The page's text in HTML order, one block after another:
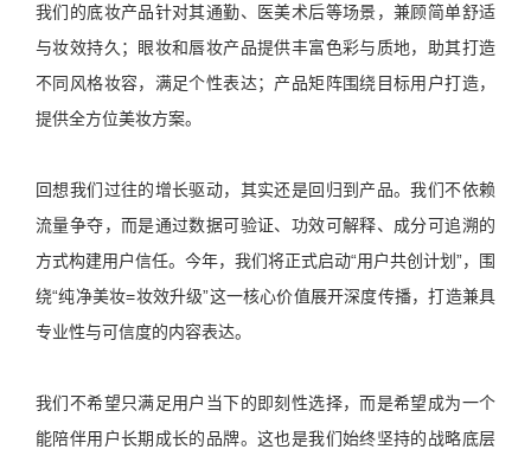
我们的底妆产品针对其通勤、医美术后等场景，兼顾简单舒适
与妆效持久；眼妆和唇妆产品提供丰富色彩与质地，助其打造
不同风格妆容，满足个性表达；产品矩阵围绕目标用户打造，
提供全方位美妆方案。
回想我们过往的增长驱动，其实还是回归到产品。我们不依赖
流量争夺，而是通过数据可验证、功效可解释、成分可追溯的
方式构建用户信任。今年，我们将正式启动“用户共创计划”，围
绕“纯净美妆=妆效升级”这一核心价值展开深度传播，打造兼具
专业性与可信度的内容表达。
我们不希望只满足用户当下的即刻性选择，而是希望成为一个
能陪伴用户长期成长的品牌。这也是我们始终坚持的战略底层